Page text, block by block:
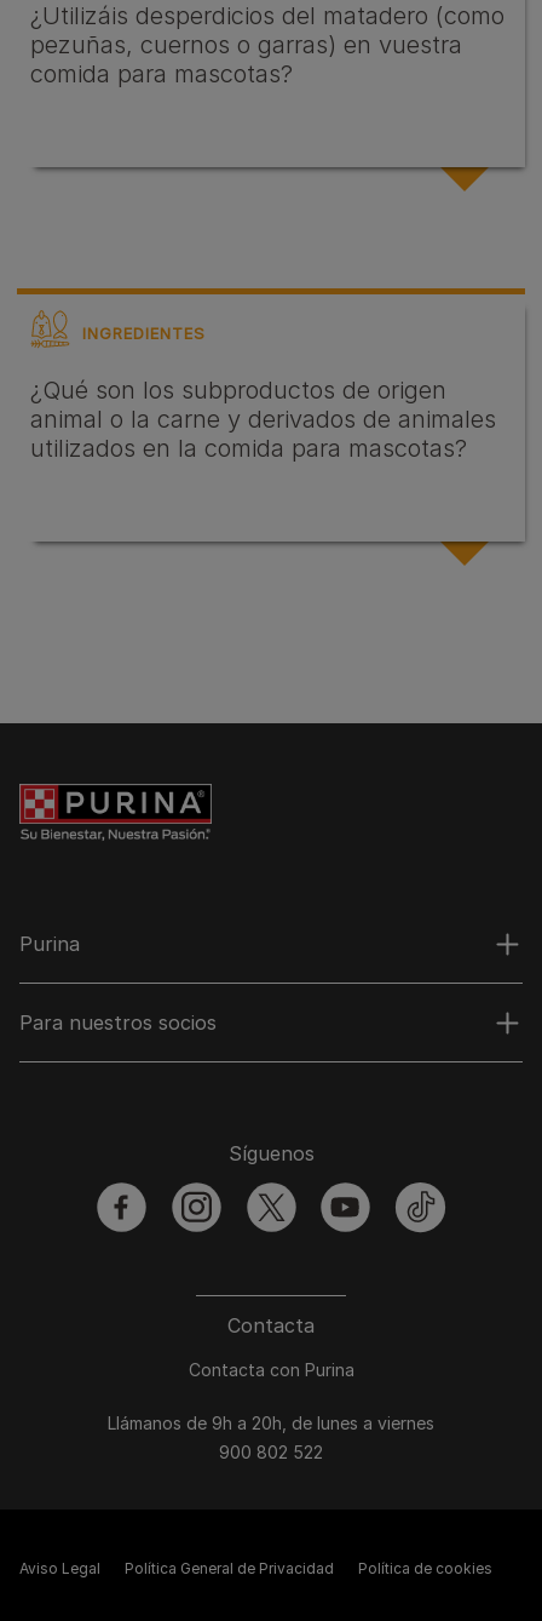
¿Utilizáis desperdicios del matadero (como
pezuñas, cuernos o garras) en vuestra
comida para mascotas?
INGREDIENTES
¿Qué son los subproductos de origen
animal o la carne y derivados de animales
utilizados en la comida para mascotas?
Purina
Para nuestros socios
Contacta
Contacta con Purina
Llámanos de 9h a 20h, de lunes a viernes
900 802 522
Síguenos
facebookinstagramtwitter youtubetiktok
Aviso Legal Política General de Privacidad Política de cookies